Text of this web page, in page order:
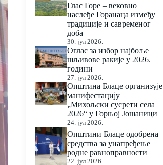
Глас Горе – вековно
наслеђе Горанаца између
традиције и савременог
доба
30. јул 2026.
Оглас за избор најбоље
шљивове ракије у 2026.
години
27. јул 2026.
Општина Блаце организује
манифестацију
„Михољски сусрети села
2026“ у Горњој Јошаници
24. јул 2026.
Општини Блаце одобрена
средства за унапређење
родне равноправности
22. јул 2026.